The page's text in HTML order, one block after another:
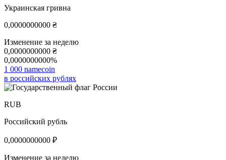
Украинская гривна
0,0000000000 ₴
Изменение за неделю
0,0000000000 ₴
0,0000000000%
1 000 namecoin
в российских рублях
RUB
Российский рубль
0,0000000000 ₽
Изменение за неделю